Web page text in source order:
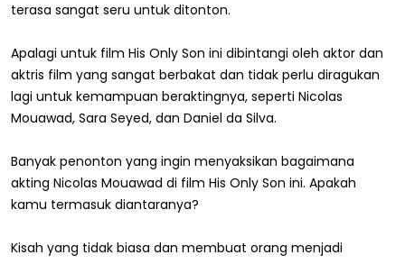
terasa sangat seru untuk ditonton.
Apalagi untuk film His Only Son ini dibintangi oleh aktor dan
aktris film yang sangat berbakat dan tidak perlu diragukan
lagi untuk kemampuan beraktingnya, seperti Nicolas
Mouawad, Sara Seyed, dan Daniel da Silva.
Banyak penonton yang ingin menyaksikan bagaimana
akting Nicolas Mouawad di film His Only Son ini. Apakah
kamu termasuk diantaranya?
Kisah yang tidak biasa dan membuat orang menjadi